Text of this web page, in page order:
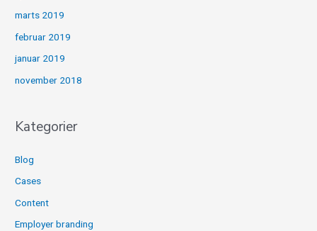
marts 2019
februar 2019
januar 2019
november 2018
Kategorier
Blog
Cases
Content
Employer branding